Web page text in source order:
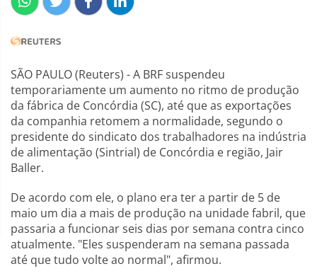
SÃO PAULO (Reuters) - A BRF suspendeu
temporariamente um aumento no ritmo de produção
da fábrica de Concórdia (SC), até que as exportações
da companhia retomem a normalidade, segundo o
presidente do sindicato dos trabalhadores na indústria
de alimentação (Sintrial) de Concórdia e região, Jair
Baller.
De acordo com ele, o plano era ter a partir de 5 de
maio um dia a mais de produção na unidade fabril, que
passaria a funcionar seis dias por semana contra cinco
atualmente. "Eles suspenderam na semana passada
até que tudo volte ao normal", afirmou.